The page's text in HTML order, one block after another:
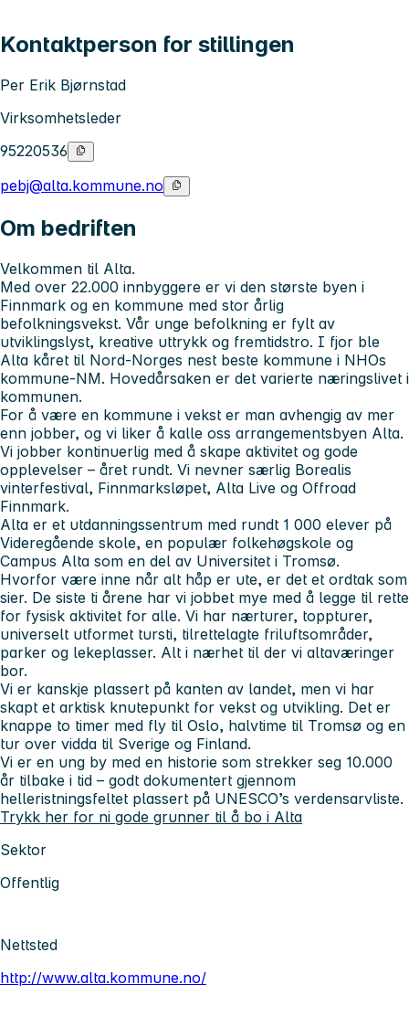
Kontaktperson for stillingen
Per Erik Bjørnstad
Virksomhetsleder
95220536
pebj@alta.kommune.no
Om bedriften
Velkommen til Alta.
Med over 22.000 innbyggere er vi den største byen i
Finnmark og en kommune med stor årlig
befolkningsvekst. Vår unge befolkning er fylt av
utviklingslyst, kreative uttrykk og fremtidstro. I fjor ble
Alta kåret til Nord-Norges nest beste kommune i NHOs
kommune-NM. Hovedårsaken er det varierte næringslivet i
kommunen.
For å være en kommune i vekst er man avhengig av mer
enn jobber, og vi liker å kalle oss arrangementsbyen Alta.
Vi jobber kontinuerlig med å skape aktivitet og gode
opplevelser – året rundt. Vi nevner særlig Borealis
vinterfestival, Finnmarksløpet, Alta Live og Offroad
Finnmark.
Alta er et utdanningssentrum med rundt 1 000 elever på
Videregående skole, en populær folkehøgskole og
Campus Alta som en del av Universitet i Tromsø.
Hvorfor være inne når alt håp er ute, er det et ordtak som
sier. De siste ti årene har vi jobbet mye med å legge til rette
for fysisk aktivitet for alle. Vi har nærturer, toppturer,
universelt utformet tursti, tilrettelagte friluftsområder,
parker og lekeplasser. Alt i nærhet til der vi altaværinger
bor.
Vi er kanskje plassert på kanten av landet, men vi har
skapt et arktisk knutepunkt for vekst og utvikling. Det er
knappe to timer med fly til Oslo, halvtime til Tromsø og en
tur over vidda til Sverige og Finland.
Vi er en ung by med en historie som strekker seg 10.000
år tilbake i tid – godt dokumentert gjennom
helleristningsfeltet plassert på UNESCO’s verdensarvliste.
Trykk her for ni gode grunner til å bo i Alta
Sektor
Offentlig
Nettsted
http://www.alta.kommune.no/